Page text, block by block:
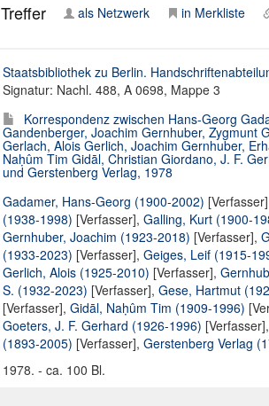
Treffer als Netzwerk in Merkliste
Staatsbibliothek zu Berlin.
Signatur: Nachl. 488, A 0698, Mappe 3
Korrespondenz zwischen Hans-Georg
Gandenberger, Joachim Gernhuber, Zygmunt
Gerlach, Alois Gerlich, Joachim Gernhuber,
Naḥûm Tim Gidāl, Christian Giordano, J. F.
und Gerstenberg Verlag, 1978
Gadamer, Hans-Georg (1900-2002)
(1938-1998) [Verfasser], Galling, Kurt (1900-
Gernhuber, Joachim (1923-2018) [Verfasser],
(1933-2023) [Verfasser], Geiges, Leif (1915-
Gerlich, Alois (1925-2010) [Verfasser],
S. (1932-2023) [Verfasser], Gese, Hartmut
[Verfasser], Gidāl, Naḥûm Tim (1909-1996)
Goeters, J. F. Gerhard (1926-1996)
(1893-2005) [Verfasser], Gerstenberg Verlag
1978. - ca. 100 Bl.